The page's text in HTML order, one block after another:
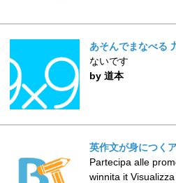
あそんでまなべる
ないです
by 道本
英作文が身につく
Partecipa alle
winnita it